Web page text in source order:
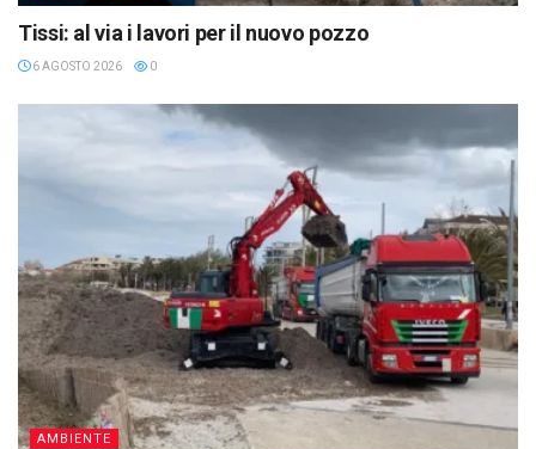
Tissi: al via i lavori per il nuovo pozzo
6 AGOSTO 2026 0
AMBIENTE